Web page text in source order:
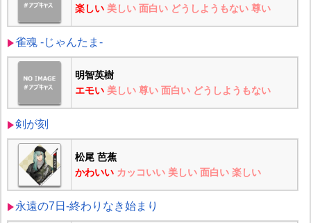
楽しい 美しい 面白い どうしようもない 尊い
雀魂 -じゃんたま-
明智英樹
エモい 美しい 尊い 面白い どうしようもない
剣が刻
松尾 芭蕉
かわいい カッコいい 美しい 面白い 楽しい
永遠の7日-終わりなき始まり